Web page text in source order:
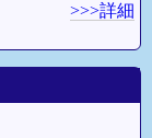
>>>詳細